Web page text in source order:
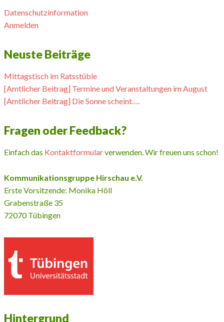
Datenschutzinformation
Anmelden
Neuste Beiträge
Mittagstisch im Ratsstüble
[Amtlicher Beitrag] Termine und Veranstaltungen im August
[Amtlicher Beitrag] Die Sonne scheint….
Fragen oder Feedback?
Einfach das Kontaktformularverwenden. Wir freuen uns schon!
Kommunikationsgruppe Hirschau e.V.
Erste Vorsitzende: Monika Höll
Grabenstraße 35
72070 Tübingen
Hintergrund